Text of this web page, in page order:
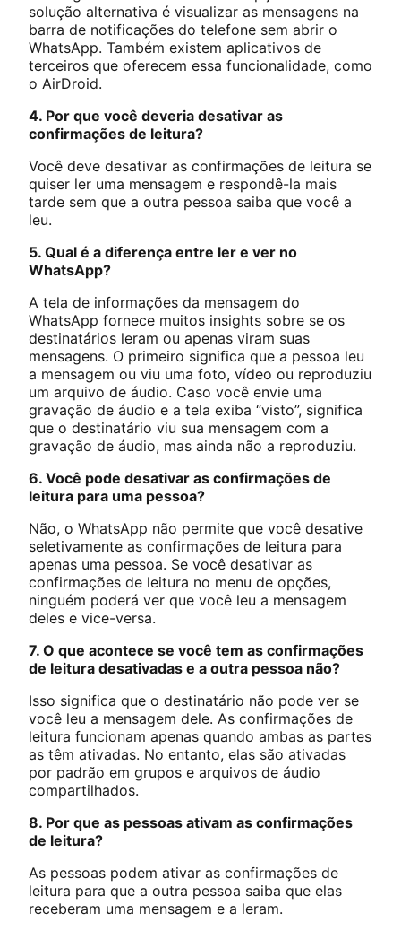
solução alternativa é visualizar as mensagens na
barra de notificações do telefone sem abrir o
WhatsApp. Também existem aplicativos de
terceiros que oferecem essa funcionalidade, como
o AirDroid.
4. Por que você deveria desativar as
confirmações de leitura?
Você deve desativar as confirmações de leitura se
quiser ler uma mensagem e respondê-la mais
tarde sem que a outra pessoa saiba que você a
leu.
5. Qual é a diferença entre ler e ver no
WhatsApp?
A tela de informações da mensagem do
WhatsApp fornece muitos insights sobre se os
destinatários leram ou apenas viram suas
mensagens. O primeiro significa que a pessoa leu
a mensagem ou viu uma foto, vídeo ou reproduziu
um arquivo de áudio. Caso você envie uma
gravação de áudio e a tela exiba “visto”, significa
que o destinatário viu sua mensagem com a
gravação de áudio, mas ainda não a reproduziu.
6. Você pode desativar as confirmações de
leitura para uma pessoa?
Não, o WhatsApp não permite que você desative
seletivamente as confirmações de leitura para
apenas uma pessoa. Se você desativar as
confirmações de leitura no menu de opções,
ninguém poderá ver que você leu a mensagem
deles e vice-versa.
7. O que acontece se você tem as confirmações
de leitura desativadas e a outra pessoa não?
Isso significa que o destinatário não pode ver se
você leu a mensagem dele. As confirmações de
leitura funcionam apenas quando ambas as partes
as têm ativadas. No entanto, elas são ativadas
por padrão em grupos e arquivos de áudio
compartilhados.
8. Por que as pessoas ativam as confirmações
de leitura?
As pessoas podem ativar as confirmações de
leitura para que a outra pessoa saiba que elas
receberam uma mensagem e a leram.